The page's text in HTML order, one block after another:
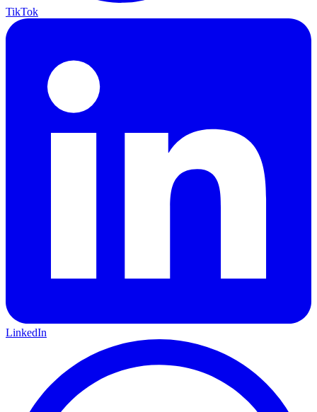
TikTok
LinkedIn